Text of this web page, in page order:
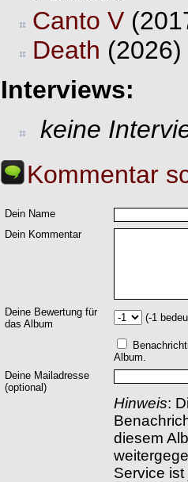
Canto V
Death
Interviews:
keine
Kommentar
Dein Name
Dein Kommentar
Deine Bewertung für
das Album
(-1
Album.
Deine Mailadresse
(optional)
Hinweis:
diesem
Service